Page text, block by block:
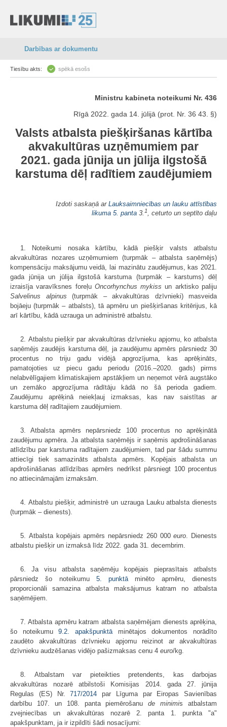
Darbības ar dokumentu
Tiesību akts: spēkā esošs
Ministru kabineta noteikumi Nr. 436
Rīgā 2022. gada 14. jūlijā (prot. Nr. 36 43. §)
Valsts atbalsta piešķiršanas kārtība
akvakultūras uzņēmumiem par
2021. gada jūnija un jūlija ilgstošā
karstuma dēļ radītiem zaudējumiem
Izdoti saskaņā ar Lauksaimniecības un lauku attīstības
likuma 5. panta 3. 1, ceturto un septīto daļu
1. Noteikumi nosaka kārtību, kādā piešķir valsts atbalstu
akvakultūras nozares uzņēmumiem (turpmāk – atbalsta saņēmējs)
kompensāciju maksājumu veidā, lai mazinātu zaudējumus, kas 2021.
gada jūnija un jūlija ilgstošā karstuma (turpmāk – karstums) dēļ
izraisīja varavīksnes foreļu Oncorhynchus mykiss un arktisko paliju
Salvelinus alpinus (turpmāk – akvakultūras dzīvnieki) masveida
bojāeju (turpmāk – atbalsts), tā apmēru un piešķiršanas kritērijus, kā
arī kārtību, kādā uzrauga un administrē atbalstu.
2. Atbalstu piešķir par akvakultūras dzīvnieku apjomu, ko atbalsta
saņēmējs zaudējis karstuma dēļ, ja zaudējumu apmērs pārsniedz 30
procentus no triju gadu vidējā apgrozījuma, kas aprēķināts,
pamatojoties uz piecu gadu periodu (2016.–2020. gads) pirms
nelabvēlīgajiem klimatiskajiem apstākļiem un neņemot vērā augstāko
un zemāko apgrozījuma rādītāju kādā no šā perioda gadiem.
Zaudējumu aprēķinā neiekļauj izmaksas, kas nav saistītas ar
karstuma dēļ radītajiem zaudējumiem.
3. Atbalsta apmērs nepārsniedz 100 procentus no aprēķinātā
zaudējumu apmēra. Ja atbalsta saņēmējs ir saņēmis apdrošināšanas
atlīdzību par karstuma radītajiem zaudējumiem, tad par šādu summu
attiecīgi tiek samazināts atbalsta apmērs. Kopējais atbalsta un
apdrošināšanas atlīdzības apmērs nedrīkst pārsniegt 100 procentus
no attiecināmajām izmaksām.
4. Atbalstu piešķir, administrē un uzrauga Lauku atbalsta dienests
(turpmāk – dienests).
5. Atbalsta kopējais apmērs nepārsniedz 260 000euro . Dienests
atbalstu piešķir un izmaksā līdz 2022. gada 31. decembrim.
6. Ja visu atbalsta saņēmēju kopējais pieprasītais atbalsts
pārsniedz šo noteikumu 5. punktā minēto apmēru, dienests
proporcionāli samazina atbalsta maksājumus katram no atbalsta
saņēmējiem.
7. Atbalsta apmēru katram atbalsta saņēmējam dienests aprēķina,
šo noteikumu9.2. apakšpunktā minētajos dokumentos norādīto
zaudēto akvakultūras dzīvnieku apjomu reizinot ar akvakultūras
dzīvnieku audzēšanas vidējo pašizmaksas cenu 4 euro/kg.
8. Atbalstam var pieteikties pretendents, kas darbojas
akvakultūras nozarē atbilstoši Komisijas 2014. gada 27. jūnija
Regulas (ES) Nr.717/2014 par Līguma par Eiropas Savienības
darbību 107. un 108. panta piemērošanude minimis atbalstam
zvejniecības un akvakultūras nozarē 2. panta 1. punkta "a"
apakšpunktam, ja ir izpildīti šādi nosacījumi: